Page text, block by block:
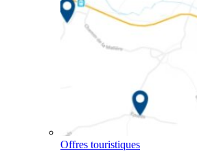
Offres touristiques